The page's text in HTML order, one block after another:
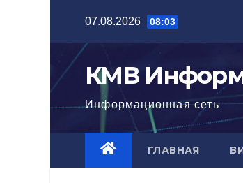
содержимому
07.08.2026 08:03
КМВ
Информационная сеть
ГЛАВНАЯ